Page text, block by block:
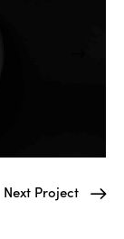
Next Project